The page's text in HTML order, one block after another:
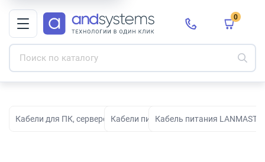
0
Кабели для ПК, серверов, сети, СКС и электропитания
Кабели питанияКабель питания